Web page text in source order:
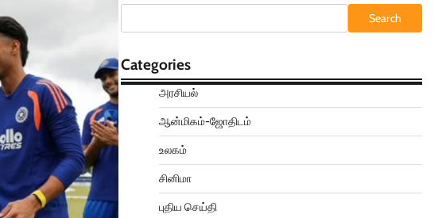
Search
Categories
அரசியல்
ஆன்மிகம்-ஜோதிடம்
உலகம்
சினிமா
புதிய செய்தி